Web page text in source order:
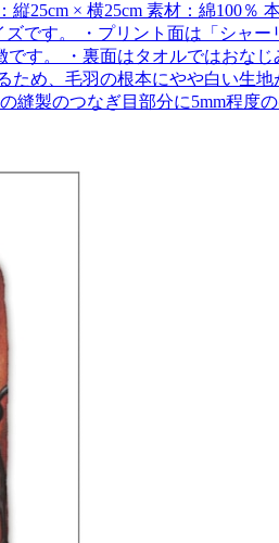
25cm × 横25cm 素材：綿100
です。 ・プリント面は「シャ
す。 ・裏面はタオルではおな
め、毛羽の根本にやや白い生
製のつなぎ目部分に5mm程